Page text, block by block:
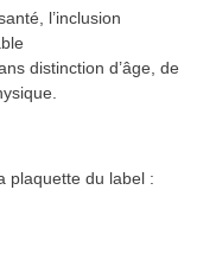
l’inclusion
distinction d’âge, de
plaquette du label :